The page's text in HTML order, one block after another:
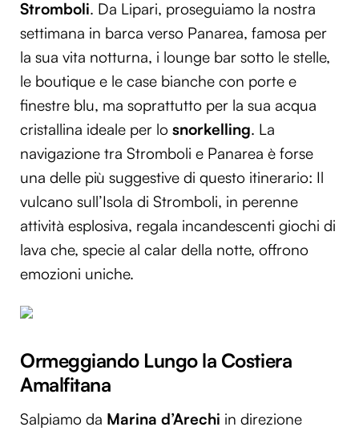
Stromboli. Da Lipari, proseguiamo la nostra
settimana in barca verso Panarea, famosa per
la sua vita notturna, i lounge bar sotto le stelle,
le boutique e le case bianche con porte e
finestre blu, ma soprattutto per la sua acqua
cristallina ideale per lo snorkelling. La
navigazione tra Stromboli e Panarea è forse
una delle più suggestive di questo itinerario: Il
vulcano sull’Isola di Stromboli, in perenne
attività esplosiva, regala incandescenti giochi di
lava che, specie al calar della notte, offrono
emozioni uniche.
Ormeggiando Lungo la Costiera
Amalfitana
Salpiamo da Marina d’Arechi in direzione